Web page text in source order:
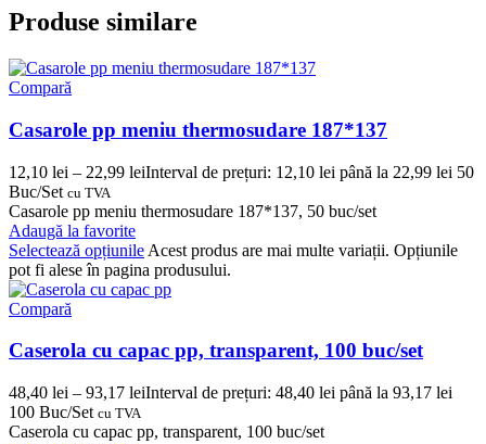
Produse similare
Compară
Casarole pp meniu thermosudare 187*137
12,10 lei – 22,99 leiInterval de prețuri: 12,10 lei până la 22,99 lei 50
Buc/Set cu TVA
Casarole pp meniu thermosudare 187*137, 50 buc/set
Adaugă la favorite
Selectează opțiunile Acest produs are mai multe variații. Opțiunile
pot fi alese în pagina produsului.
Compară
Caserola cu capac pp, transparent, 100 buc/set
48,40 lei – 93,17 leiInterval de prețuri: 48,40 lei până la 93,17 lei
100 Buc/Set cu TVA
Caserola cu capac pp, transparent, 100 buc/set